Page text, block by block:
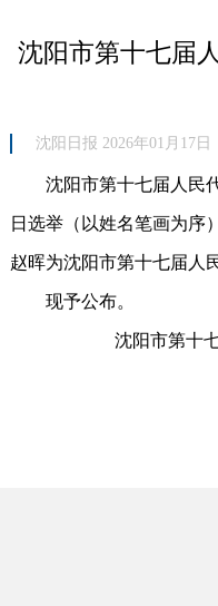
沈阳市第十七届
沈阳日报 2026年01月17日
沈阳市第十七届人民代
日选举（以姓名笔画为序
赵晖为沈阳市第十七届人
现予公布。
沈阳市第十七